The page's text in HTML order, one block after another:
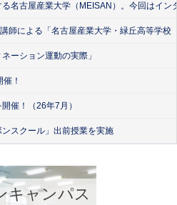
名古屋産業大学（MEISAN）。今回はイ
師による「名古屋産業大学・緑丘高等学
ーション運動の実際」
！
催！（26年7月）
スクール」出前授業を実施
キャンパス